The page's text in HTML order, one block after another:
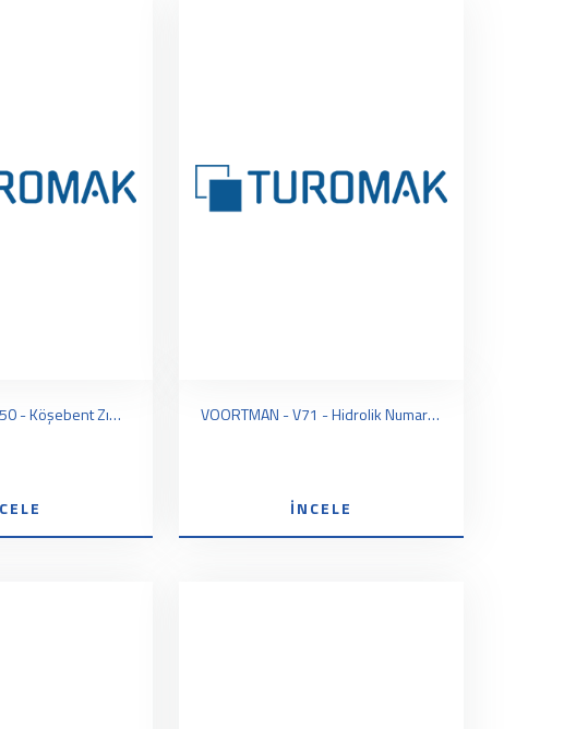
VOORTMAN - V550 - Köşebent Zımba ile Delme ve Kesme , Layout Markalama Makinası VOORTMAN - V71 - Hidrolik Numaralama Makinası
İNCELE